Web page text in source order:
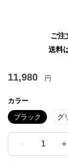
ご注
送料
11,980 円
カラー
ブラック グ
1